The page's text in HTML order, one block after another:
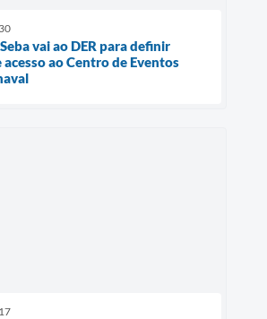
vai ao DER para definir
ao Centro de Eventos